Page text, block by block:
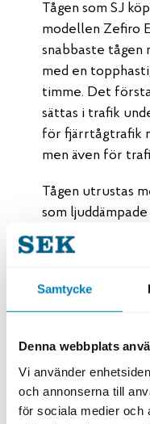
Samtycke
Denna webbplats
Vi använder
och annonserna till
för sociala medier och
Tågen som SJ
modellen Zefiro
snabbaste tågen
med en
timme. Det
sättas i trafik
för fjärrtågtrafik
men även för
Tågen utrustas
som
tåget köra med
elförsörjningen
SEK har ställt ut
projektet. En
säkerställa
köparen om